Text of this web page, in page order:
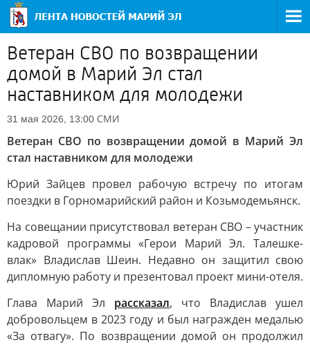
Ветеран СВО по возвращении
домой в Марий Эл стал
наставником для молодежи
31 мая 2026, 13:00 СМИ
Ветеран СВО по возвращении домой в Марий Эл
стал наставником для молодежи
Юрий Зайцев провел рабочую встречу по итогам
поездки в Горномарийский район и Козьмодемьянск.
На совещании присутствовал ветеран СВО – участник
кадровой программы «Герои Марий Эл. Талешке-
влак» Владислав Шеин. Недавно он защитил свою
дипломную работу и презентовал проект мини-отеля.
Глава Марий Эл рассказал, что Владислав ушел
добровольцем в 2023 году и был награжден медалью
«За отвагу». По возвращении домой он продолжил